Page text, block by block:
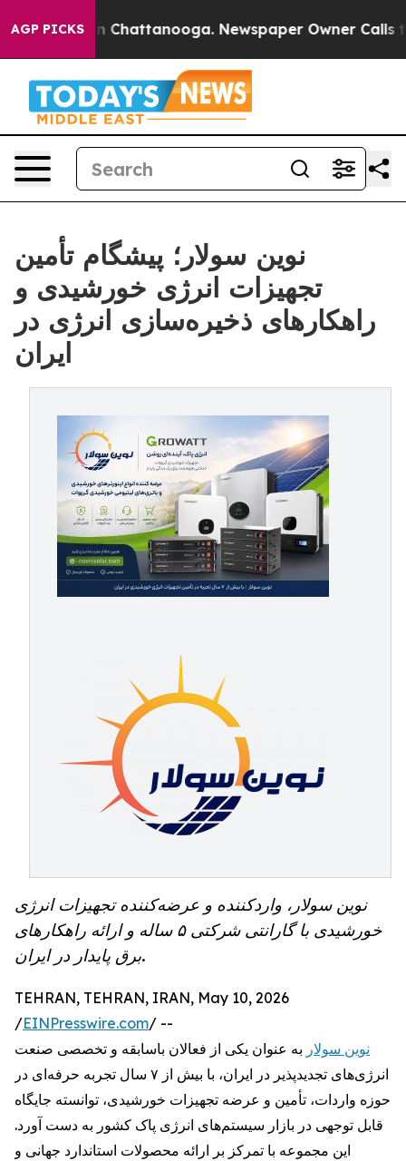
AGP PICKS
Chaos in Chattanooga. Newspaper Owner Calls
نوین سولار؛ پیشگام تأمین
تجهیزات انرژی خورشیدی و
راهکارهای ذخیره‌سازی انرژی در
ایران
نوین سولار، واردکننده و عرضه‌کننده تجهیزات انرژی
خورشیدی با گارانتی شرکتی ۵ ساله و ارائه راهکارهای
برق پایدار در ایران.
TEHRAN, TEHRAN, IRAN, May 10, 2026
/EINPresswire.com/ --
نوین سولار به عنوان یکی از فعالان باسابقه و تخصصی صنعت
انرژی‌های تجدیدپذیر در ایران، با بیش از ۷ سال تجربه حرفه‌ای در
حوزه واردات، تأمین و عرضه تجهیزات خورشیدی، توانسته جایگاه
قابل توجهی در بازار سیستم‌های انرژی پاک کشور به دست آورد.
این مجموعه با تمرکز بر ارائه محصولات استاندارد جهانی و